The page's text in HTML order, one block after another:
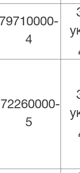
79710000-
4
72260000-
5